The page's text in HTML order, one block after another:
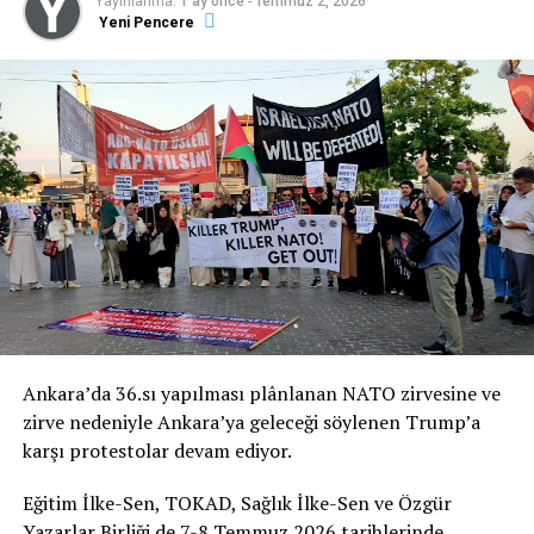
İmza Kampanyası’nın Bildiri Metni
NATO’YA HAYIR!
NATO ZİRVESİ İHANETTİR!
dokunur! Sizin Allah’tan başka dostlarınız yoktur.
ediyoruz.”Yeni Pencere
Ankara’da 36.sı yapılması plânlanan NATO zirvesine ve
zirve nedeniyle Ankara’ya geleceği söylenen Trump’a
karşı protestolar devam ediyor.
Eğitim İlke-Sen, TOKAD, Sağlık İlke-Sen ve Özgür